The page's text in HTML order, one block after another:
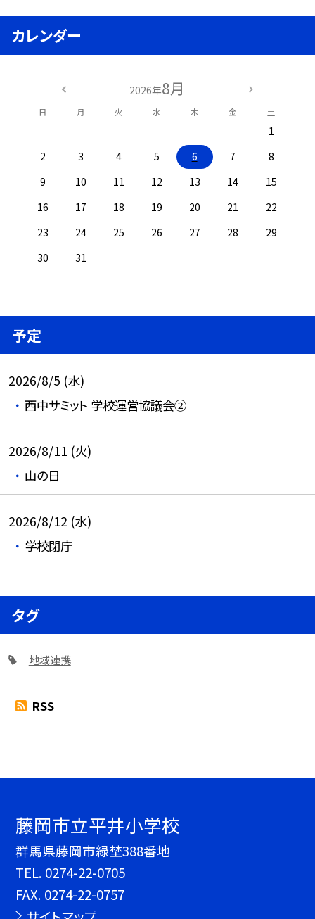
カレンダー
2026年8月
日 月 火 水 木 金 土
1
2
3 4 5 6 7
8
9
10 11 12 13 14
15
16
17 18 19 20 21
22
23
24 25 26 27 28
29
30
31
予定
2026/8/5 (水)
西中サミット 学校運営協議会②
2026/8/11 (火)
山の日
2026/8/12 (水)
学校閉庁
タグ
地域連携
RSS
藤岡市立平井小学校
群馬県藤岡市緑埜388番地
TEL. 0274-22-0705
FAX. 0274-22-0757